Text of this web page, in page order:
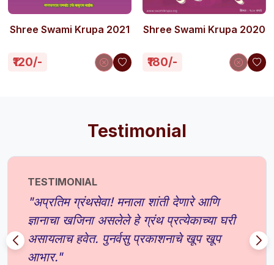
Shree Swami Krupa 2021
₹120/-
Shree Swami Krupa 2020
₹180/-
Testimonial
TESTIMONIAL
"अप्रतिम ग्रंथसेवा! मनाला शांती देणारे आणि
ज्ञानाचा खजिना असलेले हे ग्रंथ प्रत्येकाच्या घरी
असायलाच हवेत. पुनर्वसु प्रकाशनाचे खूप खूप
आभार."